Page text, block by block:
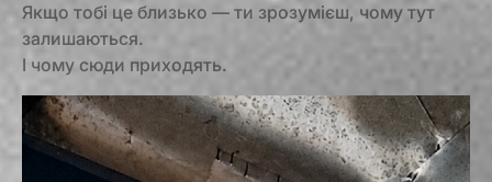
Якщо тобі це близько — ти зрозумієш, чому тут
залишаються.
І чому сюди приходять.